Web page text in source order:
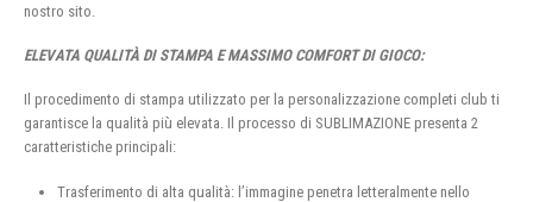
nostro sito.
ELEVATA QUALITÀ DI STAMPA E MASSIMO COMFORT DI GIOCO:
Il procedimento di stampa utilizzato per la personalizzazione completi club ti
garantisce la qualità più elevata. Il processo di SUBLIMAZIONE presenta 2
caratteristiche principali:
Trasferimento di alta qualità: l’immagine penetra letteralmente nello